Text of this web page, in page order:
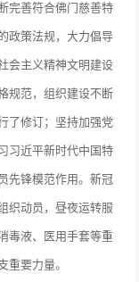
完善符合佛门慈善特
政策法规，大力倡导
会主义精神文明建设
规范，组织建设不断
了修订；坚持加强党
习近平新时代中国特
先锋模范作用。新冠
织动员，昼夜运转服
毒液、医用手套等重
要力量。